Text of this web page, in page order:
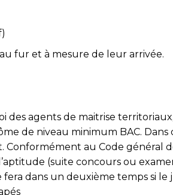
fur et à mesure de leur arrivée.
des agents de maitrise
de niveau minimum BAC. Dans
Conformément au Code
(suite concours ou
dans un deuxième temps si